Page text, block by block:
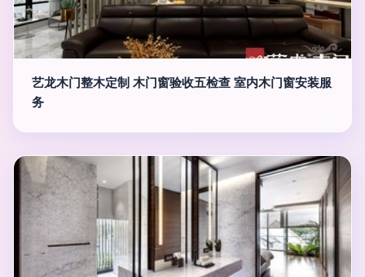
艺龙木门整木定制 木门窗验收五检查 室内木门窗安装服
务